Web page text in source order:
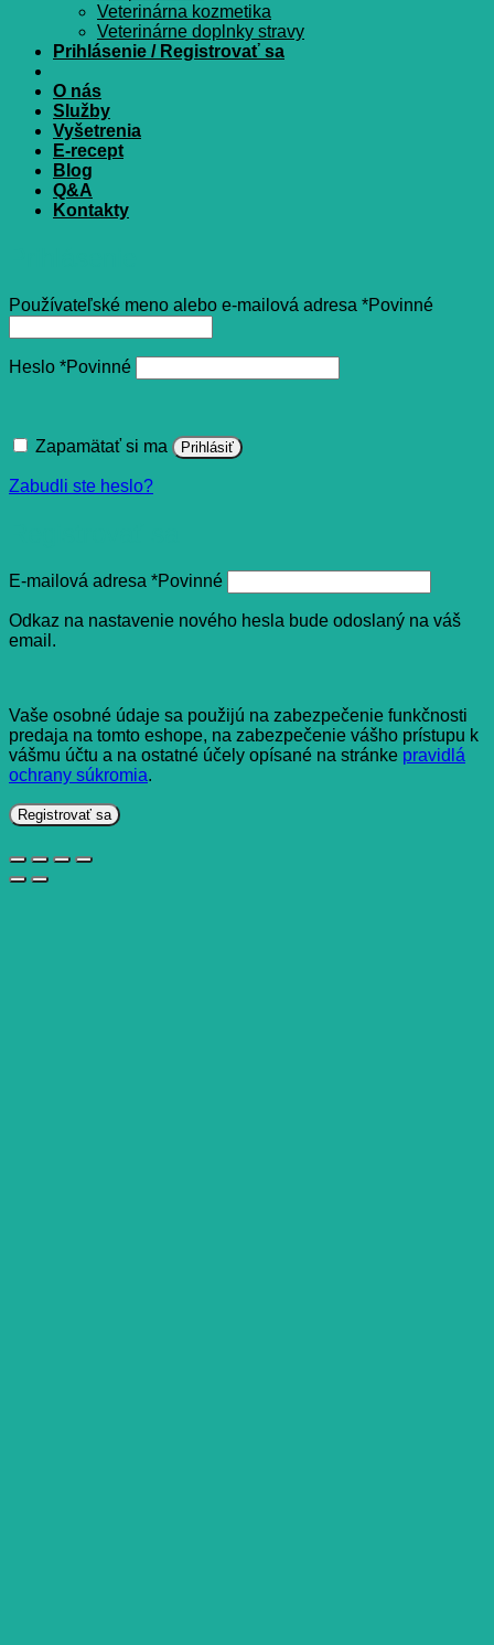
Veterinárna kozmetika
Veterinárne doplnky stravy
Prihlásenie / Registrovať sa
O nás
Služby
Vyšetrenia
E-recept
Blog
Q&A
Kontakty
Používateľské meno alebo e-mailová adresa *Povinné
Heslo *Povinné
Zapamätať si ma Prihlásiť
Zabudli ste heslo?
E-mailová adresa *Povinné
Odkaz na nastavenie nového hesla bude odoslaný na váš
email.
Vaše osobné údaje sa použijú na zabezpečenie funkčnosti
predaja na tomto eshope, na zabezpečenie vášho prístupu k
vášmu účtu a na ostatné účely opísané na stránke pravidlá
ochrany súkromia.
Registrovať sa